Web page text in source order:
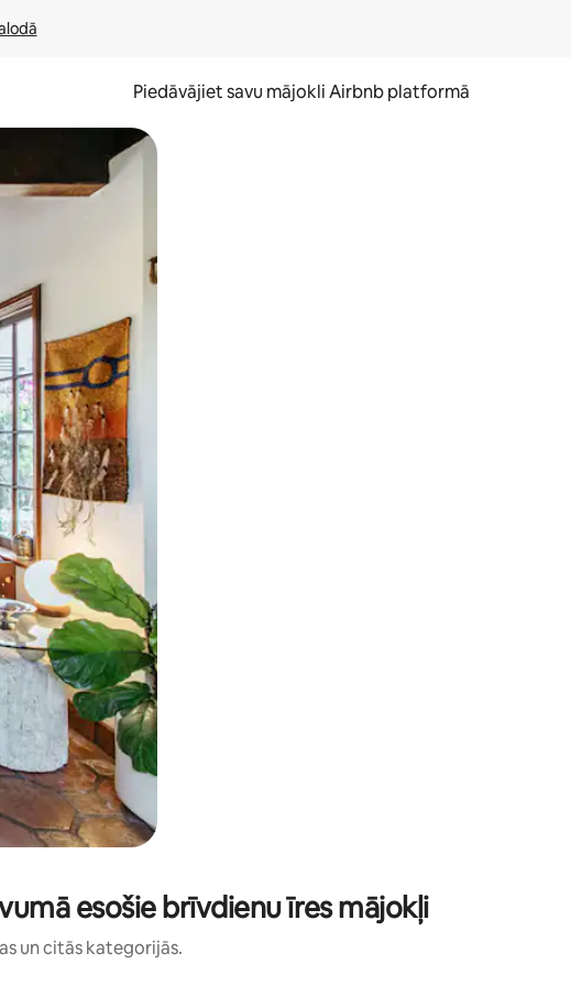
Piedāvājiet savu mājokli Airbnb platformā
pa to ar pirkstu.
esošie brīvdienu īres mājokļi
un citās kategorijās.